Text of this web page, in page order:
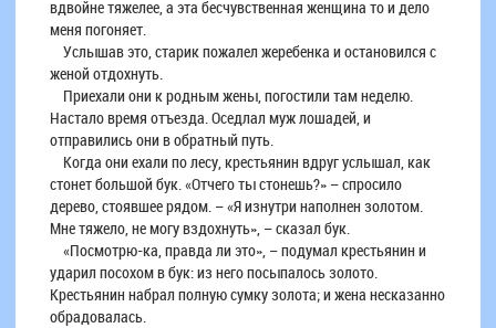
вдвойне тяжелее, а эта бесчувственная женщина то и дело
меня погоняет.
Услышав это, старик пожалел жеребенка и остановился с
женой отдохнуть.
Приехали они к родным жены, погостили там неделю.
Настало время отъезда. Оседлал муж лошадей, и
отправились они в обратный путь.
Когда они ехали по лесу, крестьянин вдруг услышал, как
стонет большой бук. «Отчего ты стонешь?» – спросило
дерево, стоявшее рядом. – «Я изнутри наполнен золотом.
Мне тяжело, не могу вздохнуть», – сказал бук.
«Посмотрю-ка, правда ли это», – подумал крестьянин и
ударил посохом в бук: из него посыпалось золото.
Крестьянин набрал полную сумку золота; и жена несказанно
обрадовалась.